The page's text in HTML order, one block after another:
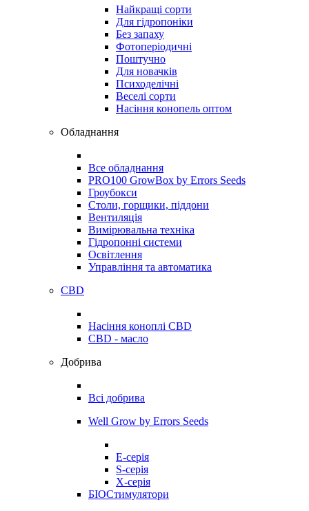
Найкращі сорти
Для гідропоніки
Без запаху
Фотоперіодичні
Поштучно
Для новачків
Психоделічні
Веселі сорти
Насіння конопель оптом
Обладнання
Все обладнання
PRO100 GrowBox by Errors Seeds
Гроубокси
Столи, горщики, піддони
Вентиляція
Вимірювальна техніка
Гідропонні системи
Освітлення
Управління та автоматика
CBD
Насіння коноплі CBD
CBD - масло
Добрива
Всі добрива
Well Grow by Errors Seeds
E-серія
S-серія
X-серія
БІОСтимулятори